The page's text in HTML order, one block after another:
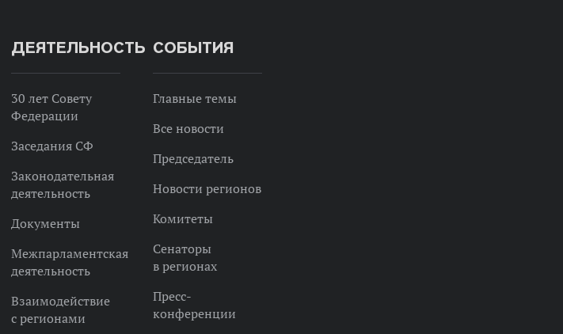
ДЕЯТЕЛЬНОСТЬ
30 лет Совету
Федерации
Заседания СФ
Законодательная
деятельность
Документы
Межпарламентская
деятельность
Взаимодействие
с регионами
СОБЫТИЯ
Главные темы
Все новости
Председатель
Новости регионов
Комитеты
Сенаторы
в регионах
Пресс-
конференции